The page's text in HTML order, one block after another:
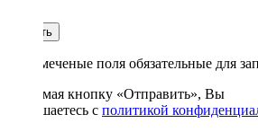
Купить
* - отмеченые поля обязательные для
Нажимая кнопку «Отправить», Вы
соглашаетесь с политикой